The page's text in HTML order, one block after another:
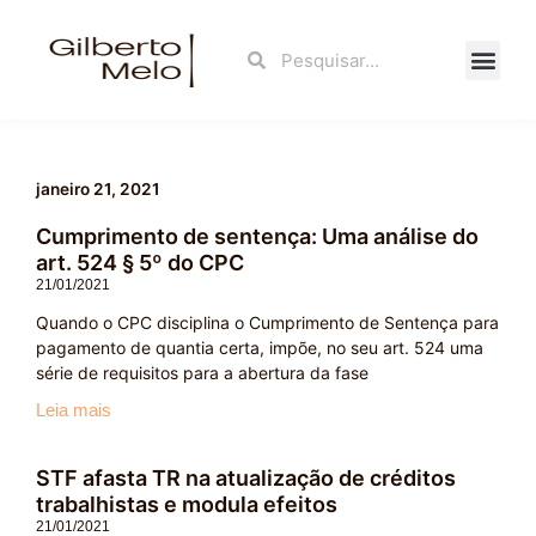
Search
janeiro 21, 2021
Cumprimento de sentença: Uma análise do
art. 524 § 5º do CPC
21/01/2021
Quando o CPC disciplina o Cumprimento de Sentença para
pagamento de quantia certa, impõe, no seu art. 524 uma
série de requisitos para a abertura da fase
Leia mais
STF afasta TR na atualização de créditos
trabalhistas e modula efeitos
21/01/2021